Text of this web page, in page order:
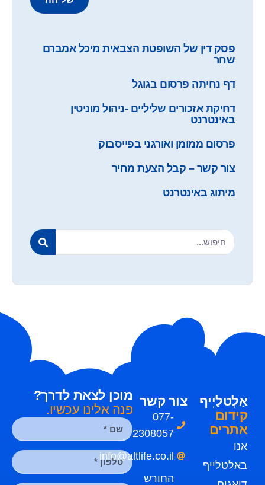
פסק דין של השופטת הצבאית מיכל אמברם
שחר
דף נחיתה פרסום בגוגל
דחיקת אזכורים שליליים -ניהול מוניטין
באינטרנט
פרסום ממומן ואורגני בפייסבוק
צור קשר – קבל הצעת מחיר
מיתוג באינטרנט
אַלְטלַיְיף
קידום
אתרים
אנו
באלטלייף
צור קשר
077-
2308057
info@altlife.co.il
החורש
מוכן לצאת לדרך?
פנה אלינו עכשיו.